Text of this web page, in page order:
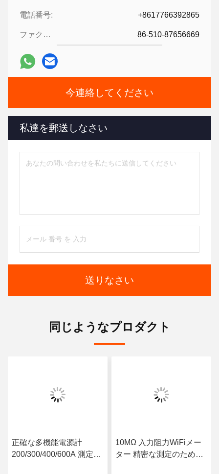
電話番号: +8617766392865
ファクシミリ: 86-510-87656669
今連絡してください
私達を郵送しなさい
送りなさい
同じようなプロダクト
正確な多機能電源計
200/300/400/600A 測定電
10MΩ 入力阻力WiFiメー
ター 精密な測定のための